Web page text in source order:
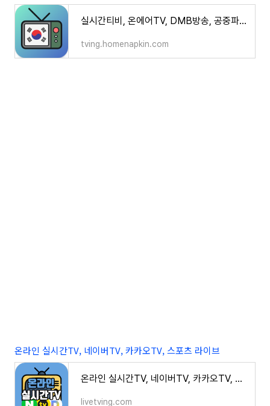
실시간티비, 온에어TV, DMB방송, 공중파 TV 시청
tving.homenapkin.com
온라인 실시간TV, 네이버TV, 카카오TV, 스포츠 라이브
온라인 실시간TV, 네이버TV, 카카오TV, 스포츠 라이브
livetving.com